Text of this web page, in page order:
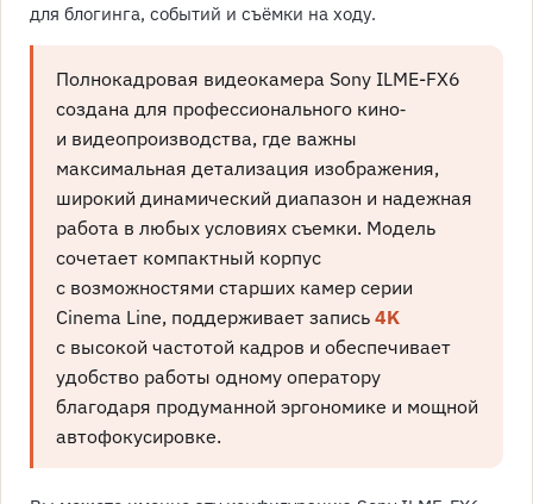
для блогинга, событий и съёмки на ходу.
Полнокадровая видеокамера Sony ILME-FX6
создана для профессионального кино‑
и видеопроизводства, где важны
максимальная детализация изображения,
широкий динамический диапазон и надежная
работа в любых условиях съемки. Модель
сочетает компактный корпус
с возможностями старших камер серии
Cinema Line, поддерживает запись4K
с высокой частотой кадров и обеспечивает
удобство работы одному оператору
благодаря продуманной эргономике и мощной
автофокусировке.